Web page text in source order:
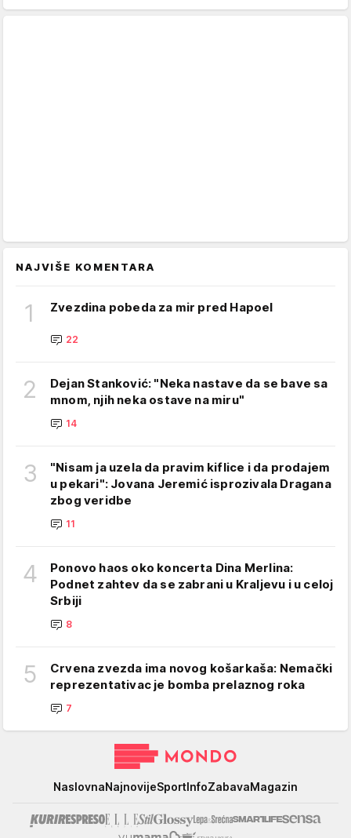
NAJVIŠE KOMENTARA
1 Zvezdina pobeda za mir pred Hapoel
22
2
Dejan Stanković: "Neka nastave da se bave sa
mnom, njih neka ostave na miru"
14
3
"Nisam ja uzela da pravim kiflice i da prodajem
u pekari": Jovana Jeremić isprozivala Dragana
zbog veridbe
11
4
Ponovo haos oko koncerta Dina Merlina:
Podnet zahtev da se zabrani u Kraljevu i u celoj
Srbiji
8
5
Crvena zvezda ima novog košarkaša: Nemački
reprezentativac je bomba prelaznog roka
7
NaslovnaNajnovijeSportInfoZabavaMagazin